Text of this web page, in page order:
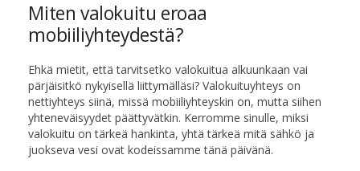
Miten valokuitu eroaa
mobiiliyhteydestä?
Ehkä mietit, että tarvitsetko valokuitua alkuunkaan vai
pärjäisitkö nykyisellä liittymälläsi? Valokuituyhteys on
nettiyhteys siinä, missä mobiiliyhteyskin on, mutta siihen
yhteneväisyydet päättyvätkin. Kerromme sinulle, miksi
valokuitu on tärkeä hankinta, yhtä tärkeä mitä sähkö ja
juokseva vesi ovat kodeissamme tänä päivänä.